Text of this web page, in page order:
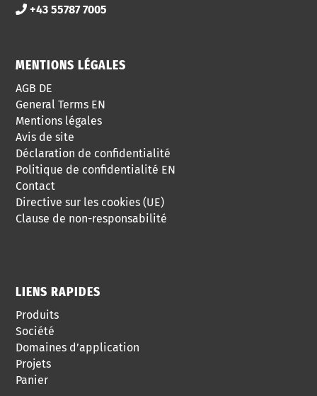
+43 55787 7005
MENTIONS LÉGALES
AGB DE
General Terms EN
Mentions légales
Avis de site
Déclaration de confidentialité
Politique de confidentialité EN
Contact
Directive sur les cookies (UE)
Clause de non-responsabilité
LIENS RAPIDES
Produits
Société
Domaines d’application
Projets
Panier